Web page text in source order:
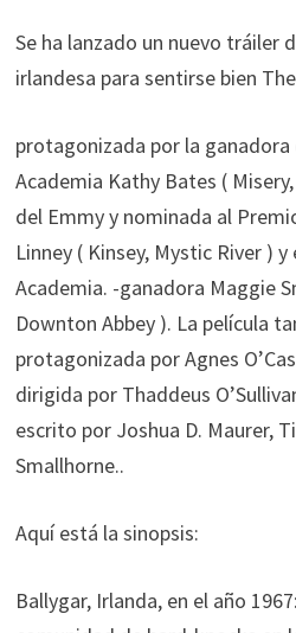
Se ha lanzado un nuevo tráiler
irlandesa para sentirse bien
protagonizada por la
Academia Kathy Bates (
del Emmy y nominada al
Linney ( Kinsey, Mystic River )
Academia. -ganadora Maggie
Downton Abbey ). La película
protagonizada por Agnes
dirigida por Thaddeus
escrito por Joshua D. Maurer,
Smallhorne..
Aquí está la sinopsis:
Ballygar, Irlanda, en el año